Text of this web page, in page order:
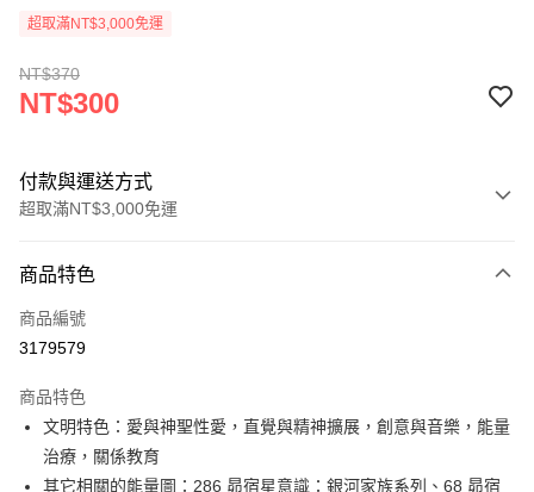
超取滿NT$3,000免運
NT$370
NT$300
付款與運送方式
超取滿NT$3,000免運
信用卡一次付款
超商取貨付款
Apple Pay
街口支付
商品特色
商品編號
3179579
商品特色
文明特色：愛與神聖性愛，直覺與精神擴展，創意與音樂，能量
治療，關係教育
其它相關的能量圖：286 昴宿星意識：銀河家族系列、68 昴宿